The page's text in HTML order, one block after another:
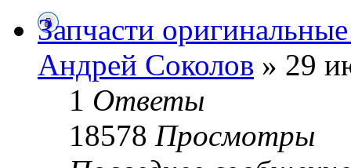
Запчасти
Андрей Cоколов » 29
1 Ответы
18578 Просмотры